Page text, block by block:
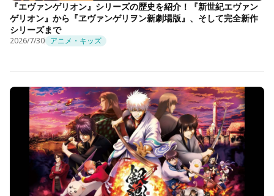
『エヴァンゲリオン』シリーズの歴史を紹介！『新世紀エヴァン
ゲリオン』から『ヱヴァンゲリヲン新劇場版』、そして完全新作
シリーズまで
2026/7/30 アニメ・キッズ